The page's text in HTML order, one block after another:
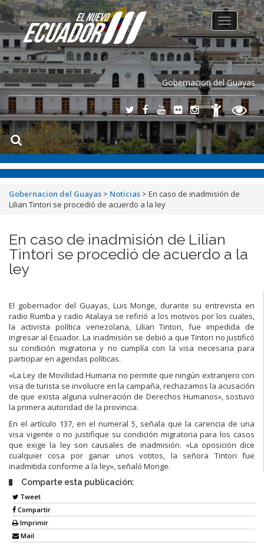
Gobernacion del Guayas
Toggle
navigation
Gobernacion del Guayas > Noticias > En caso de inadmisión de
Lilian Tintori se procedió de acuerdo a la ley
En caso de inadmisión de Lilian
Tintori se procedió de acuerdo a la
ley
El gobernador del Guayas, Luis Monge, durante su entrevista en
radio Rumba y radio Atalaya se refirió a los motivos por los cuales,
la activista política venezolana, Lilian Tintori, fue impedida de
ingresar al Ecuador. La inadmisión se debió a que Tintori no justificó
su condición migratoria y no cumplía con la visa necesaria para
participar en agendas políticas.
«La Ley de Movilidad Humana no permite que ningún extranjero con
visa de turista se involucre en la campaña, rechazamos la acusación
de que exista alguna vulneración de Derechos Humanos», sostuvo
la primera autoridad de la provincia.
En el artículo 137, en el numeral 5, señala que la carencia de una
visa vigente o no justifique su condición migratoria para los casos
que exige la ley son causales de inadmisión. «La oposición dice
cualquier cosa por ganar unos votitos, la señora Tintori fue
inadmitida conforme a la ley», señaló Monge.
Comparte esta publicación:
Tweet
Compartir
Imprimir
Mail